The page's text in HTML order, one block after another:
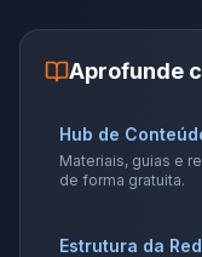
Aprofunde
Hub de
Materiais, guias e
de forma gratuita.
Estrutura da